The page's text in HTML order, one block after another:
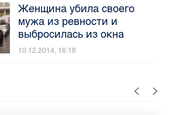
Женщина убила своего
мужа из ревности и
выбросилась из окна
10.12.2014, 16:18